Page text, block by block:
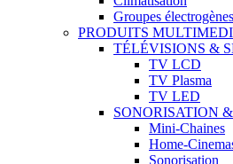
Groupes électrogènes
PRODUITS
TÉLÉVISIONS &
TV LCD
TV Plasma
TV LED
SONORISATION
Mini-Chaines
Home-
Sonorisation